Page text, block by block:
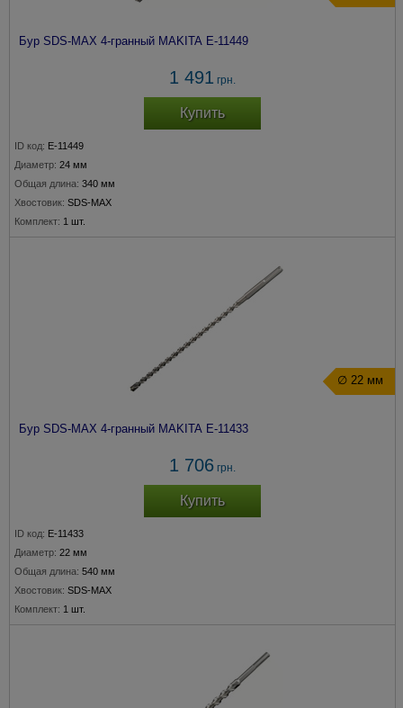
Бур SDS-MAX 4-гранный MAKITA E-11449
1 491 грн.
Купить
ID код: E-11449
Диаметр: 24 мм
Общая длина: 340 мм
Хвостовик: SDS-MAX
Комплект: 1 шт.
∅ 22 мм
Бур SDS-MAX 4-гранный MAKITA E-11433
1 706 грн.
Купить
ID код: E-11433
Диаметр: 22 мм
Общая длина: 540 мм
Хвостовик: SDS-MAX
Комплект: 1 шт.